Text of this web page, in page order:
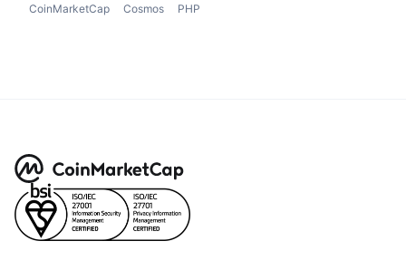
CoinMarketCap Cosmos PHP